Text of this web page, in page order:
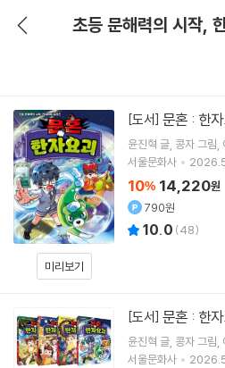
초등 문해력의 시작,
미리보기
[도서] 문혼 : 한
윤진혁 글 콩자그림
서울문화사
10% 14,220원
790원
10.0 (48)
[도서] 문혼 : 한
윤진혁 글 콩자그림
서울문화사